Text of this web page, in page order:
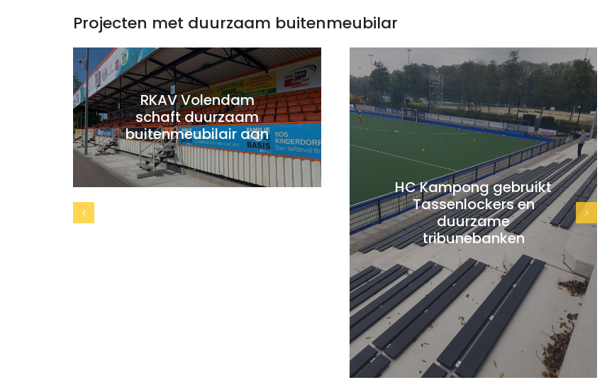
Projecten met duurzaam buitenmeubilar
RKAV Volendam
schaft duurzaam
buitenmeubilair aan
HC Kampong gebruikt
Tassenlockers en
duurzame
tribunebanken